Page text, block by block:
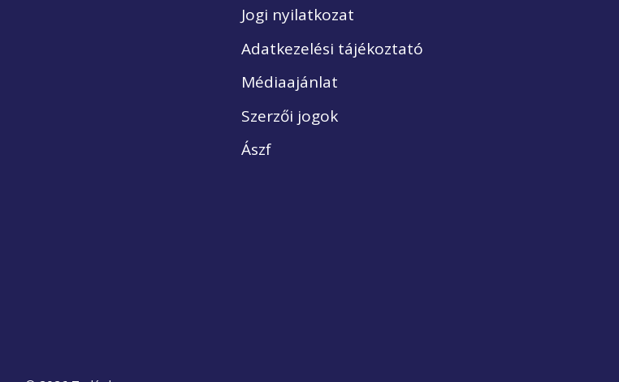
Jogi nyilatkozat
Adatkezelési tájékoztató
Médiaajánlat
Szerzői jogok
Ászf